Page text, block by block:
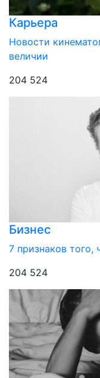
Карьера
Новости
величии
204 524
Бизнес
7 признаков того,
204 524